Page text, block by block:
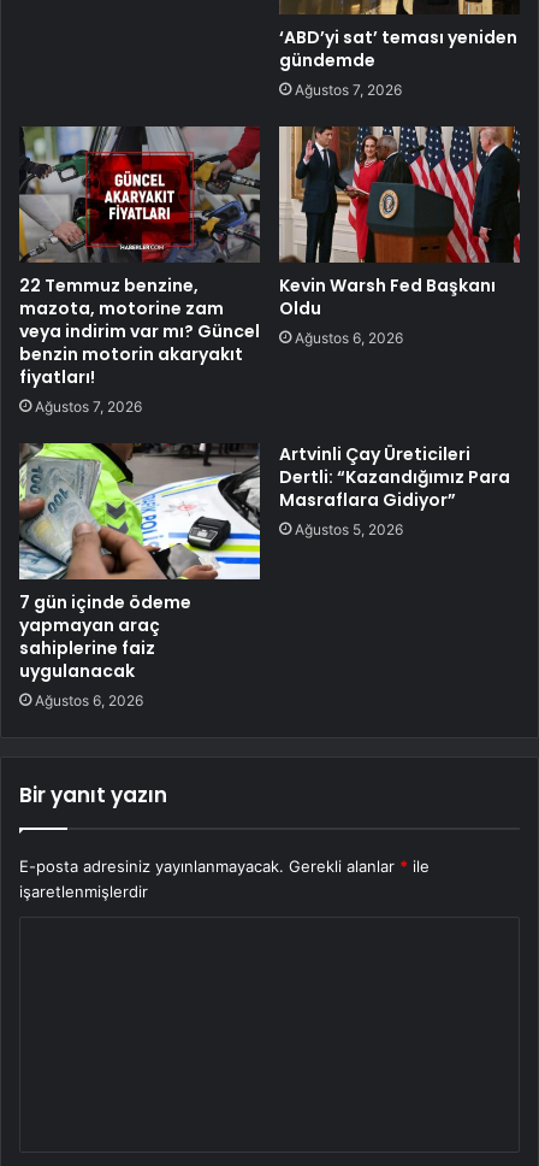
‘ABD’yi sat’ teması yeniden
gündemde
Ağustos 7, 2026
22 Temmuz benzine,
mazota, motorine zam
veya indirim var mı? Güncel
benzin motorin akaryakıt
fiyatları!
Ağustos 7, 2026
Kevin Warsh Fed Başkanı
Oldu
Ağustos 6, 2026
7 gün içinde ödeme
yapmayan araç
sahiplerine faiz
uygulanacak
Ağustos 6, 2026
Artvinli Çay Üreticileri
Dertli: “Kazandığımız Para
Masraflara Gidiyor”
Ağustos 5, 2026
Bir yanıt yazın
E-posta adresiniz yayınlanmayacak. Gerekli alanlar * ile
işaretlenmişlerdir